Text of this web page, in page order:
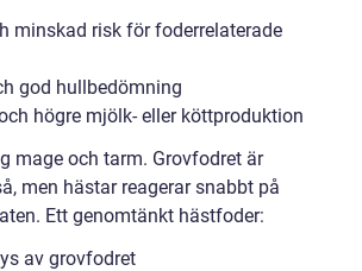
minskad risk för foderrelaterade
god hullbedömning
högre mjölk- eller köttproduktion
mage och tarm. Grovfodret är
men hästar reagerar snabbt på
Ett genomtänkt hästfoder:
av grovfodret